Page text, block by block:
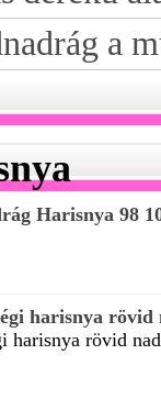
a
Harisnya 98
harisnya rövid
harisnya rövid